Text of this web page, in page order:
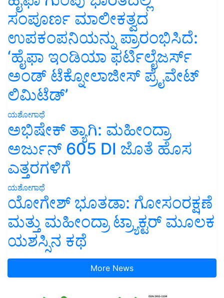
ಸಂಪೂರ್ಣ ಮಾಲೀಕತ್ವದ
ಉಪಕಂಪನಿಯನ್ನು ಪ್ರಾರಂಭಿಸಿದೆ:
‘ಹೈಫಾ ಇಂಡಿಯಾ ಫರ್ಟಿಲೈಜರ್ಸ್
ಅಂಡ್ ಟೆಕ್ನೋಲಾಜೀಸ್ ಪ್ರೈವೇಟ್
ಲಿಮಿಟೆಡ್’
ಯಶೋಗಾಥೆ
ಅಭಿಷೇಕ್ ತ್ಯಾಗಿ: ಮಹೀಂದ್ರಾ
ಅರ್ಜುನ್ 605 DI ಜೊತೆ ಹೊಸ
ಎತ್ತರಗಳಿಗೆ
ಯಶೋಗಾಥೆ
ಯೋಗೇಶ್ ಭೂತಡಾ: ಗೋಸಂರಕ್ಷಣೆ
ಮತ್ತು ಮಹೀಂದ್ರಾ ಟ್ರ್ಯಾಕ್ಟರ್ ಮೂಲಕ
ಯಶಸ್ಸಿನ ಕಥೆ
More News